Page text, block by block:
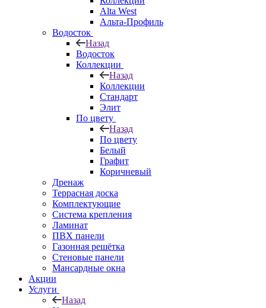
Alta West
Альта-Профиль
Водосток
Назад
Водосток
Коллекции
Назад
Коллекции
Стандарт
Элит
По цвету
Назад
По цвету
Белый
Графит
Коричневый
Дренаж
Террасная доска
Комплектующие
Система крепления
Ламинат
ПВХ панели
Газонная решётка
Стеновые панели
Мансардные окна
Акции
Услуги
Назад